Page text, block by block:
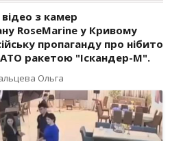
з камер
RoseMarine у Кривому
пропаганду про нібито
ракетою "Іскандер-М".
Ольга